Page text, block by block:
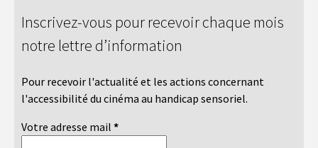
Inscrivez-vous pour recevoir chaque mois
notre lettre d’information
Pour recevoir l'actualité et les actions concernant
l'accessibilité du cinéma au handicap sensoriel.
Votre adresse mail *